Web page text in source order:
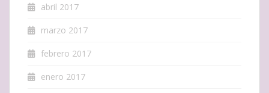
abril 2017
marzo 2017
febrero 2017
enero 2017